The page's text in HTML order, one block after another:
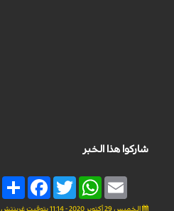
شاركوا هذا الخبر
Share
FacebookTwitter
WhatsAppEmail
الخميس 29 أكتوبر 2020 - 11:14 بتوقيت غرينتش